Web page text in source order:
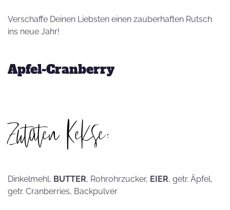
Verschaffe Deinen Liebsten einen zauberhaften Rutsch
ins neue Jahr!
Apfel-Cranberry
Zutaten Kekse:
Dinkelmehl, BUTTER, Rohrohrzucker, EIER, getr. Äpfel,
getr. Cranberries, Backpulver